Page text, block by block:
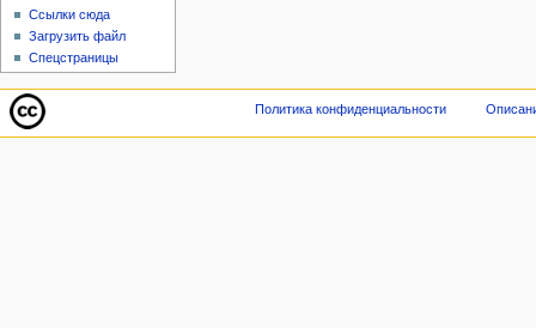
Ссылки сюда
Загрузить файл
Спецстраницы
Политика конфиденциальности